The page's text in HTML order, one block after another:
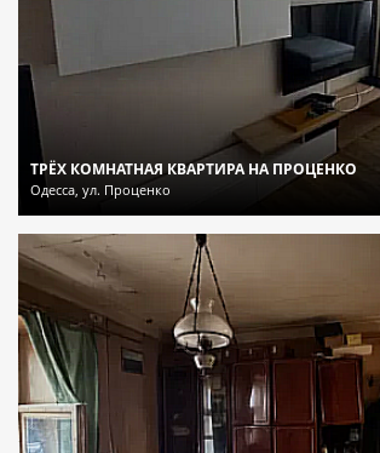
ТРЁХ КОМНАТНАЯ КВАРТИРА НА ПРОЦЕНКО
Одесса, ул. Проценко